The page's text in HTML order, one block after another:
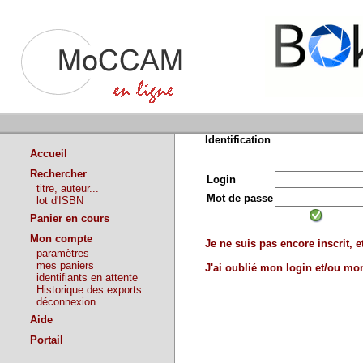
Accueil
Rechercher
titre, auteur...
lot d'ISBN
Panier en cours
Mon compte
paramètres
mes paniers
identifiants en attente
Historique des exports
déconnexion
Aide
Portail
Identification
Login
Mot de passe
Je ne suis pas encore inscrit,
J'ai oublié mon login et/ou